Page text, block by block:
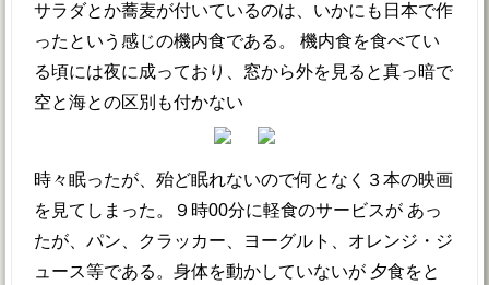
サラダとか蕎麦が付いているのは、いかにも日本で作
ったという感じの機内食である。 機内食を食べてい
る頃には夜に成っており、窓から外を見ると真っ暗で
空と海との区別も付かない
時々眠ったが、殆ど眠れないので何となく３本の映画
を見てしまった。９時00分に軽食のサービスが あっ
たが、パン、クラッカー、ヨーグルト、オレンジ・ジ
ュース等である。身体を動かしていないが 夕食をと